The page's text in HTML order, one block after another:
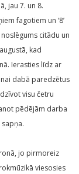
jau 7. un 8.
fagotiem un ‘8’
citādu un
kad
Ierasties līdz ar
dabā paredzētus
visu četru
pēdējām darba
jo pirmoreiz
viesosies